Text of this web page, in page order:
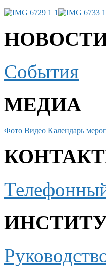
События
МЕДИА
Фото Видео Календарь